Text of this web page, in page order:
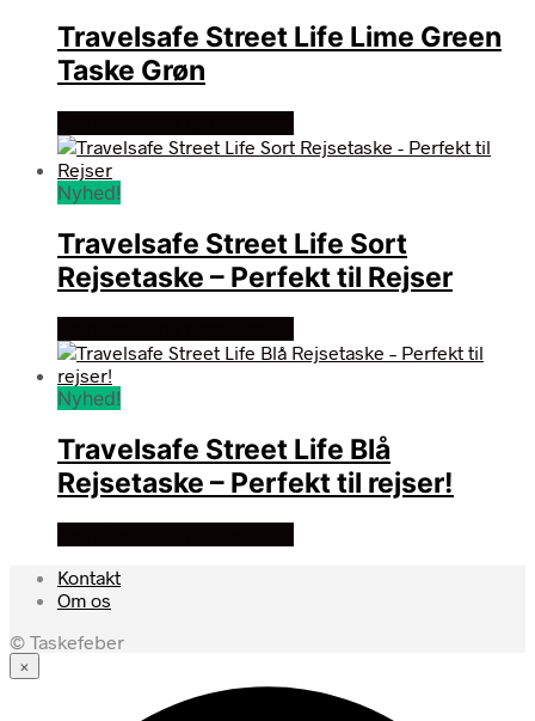
Travelsafe Street Life Lime Green
Taske Grøn
Nyhed!
Travelsafe Street Life Sort
Rejsetaske – Perfekt til Rejser
Nyhed!
Travelsafe Street Life Blå
Rejsetaske – Perfekt til rejser!
Kontakt
Om os
© Taskefeber
×